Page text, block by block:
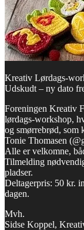
Kreativ Lørdags-
Udskudt – ny dato
Foreningen Kreativ
lørdags-workshop,
og smørrebrød, som
Tonie Thomasen
Alle er velkomne,
Tilmelding
pladser.
Deltagerpris: 50 kr.
dagen.
Mvh.
Sidse Koppel,